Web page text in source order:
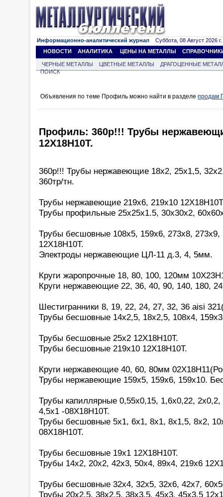
Информационно-аналитический журнал Суббота, 08 Август 2026 г.
НОВОСТИ
АНАЛИТИКА ЦЕНЫ НА МЕТАЛЛЫ
ЧЕРНЫЕ МЕТАЛЛЫ ЦВЕТНЫЕ МЕТАЛЛЫ
ДРАГОЦЕННЫЕ
ПОИСК
Объявления по теме Профиль можно найти в разделе продам
Профиль: 360р!!! Трубы
12Х18Н10Т.
360р!!! Трубы нержавеющие 18х2, 25х1,5,
360тр/тн.
Трубы нержавеющие 219х6, 219х10
Трубы профильные 25х25х1.5, 30х30х2,
Трубы бесшовные 108х5, 159х6, 273х8, 273х9,
12Х18Н10Т.
Электроды нержавеющие ЦЛ-11 д.3, 4, 5мм.
Круги жаропрочные 18, 80, 100, 120мм
Круги нержавеющие 22, 36, 40, 90, 140, 180,
Шестигранники 8, 19, 22, 24, 27, 32, 36 aisi
Трубы бесшовные 14х2,5, 18х2,5, 108х4,
Трубы бесшовные 25х2 12Х18Н10Т.
Трубы бесшовные 219х10 12Х18Н10Т.
Круги нержавеющие 40, 60, 80мм
Трубы нержавеющие 159х5, 159х6, 159х10.
Трубы капиллярные 0,55х0,15, 1,6х0,22,
4,5х1 -08Х18Н10Т.
Трубы бесшовные 5х1, 6х1, 8х1, 8х1,5, 8х2,
08Х18Н10Т.
Трубы бесшовные 19х1 12Х18Н10Т.
Трубы 14х2, 20х2, 42х3, 50х4, 89х4, 219х6
Трубы бесшовные 32х4, 32х5, 32х6, 42х7,
Трубы 20х2,5, 38х2,5, 38х3,5, 45х3, 45х3,5